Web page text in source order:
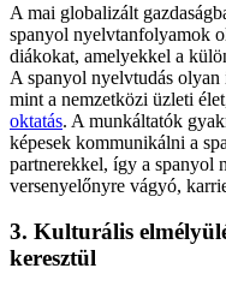
A mai globalizált
spanyol nyelvtanfolyamok
diákokat, amelyekkel a
A spanyol nyelvtudás olyan
mint a nemzetközi üzleti
oktatás. A munkáltatók
képesek kommunikálni a
partnerekkel, így a spanyol
versenyelőnyre vágyó,
3. Kulturális
keresztül